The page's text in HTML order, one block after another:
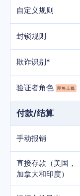
自定义规则
封锁规则
欺诈识别*
验证者角色 即将上线
付款/结算
手动报销
直接存款（美国，
加拿大和印度）